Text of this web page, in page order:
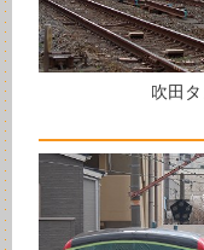
吹田